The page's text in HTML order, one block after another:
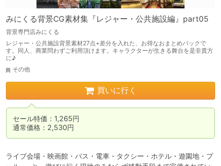
みにくる背景CG素材集『レジャー・公共施設編』part05
背景専門店みにくる
レジャー・公共施設背景素材27点+差分を入れた、お得なおまとめパックで
す。同人、商業問わずご利用頂けます。キャラクターが生きる舞台を是非貴方
に♪
その他
買いに行く
セール特価：1,265円
通常価格：2,530円
ライブ会場・映画館・バス・電車・タクシー・ホテル・遊園地・プ